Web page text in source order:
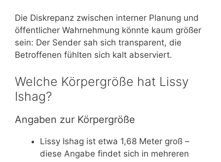
Die Diskrepanz zwischen interner Planung und
öffentlicher Wahrnehmung könnte kaum größer
sein: Der Sender sah sich transparent, die
Betroffenen fühlten sich kalt abserviert.
Welche Körpergröße hat Lissy
Ishag?
Angaben zur Körpergröße
Lissy Ishag ist etwa 1,68 Meter groß –
diese Angabe findet sich in mehreren